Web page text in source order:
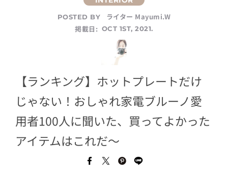
POSTED BY
ライター Mayumi.W
掲載日: OCT 1ST, 2021.
【ランキング】ホットプレートだけ
じゃない！おしゃれ家電ブルーノ愛
用者100人に聞いた、買ってよかった
アイテムはこれだ〜